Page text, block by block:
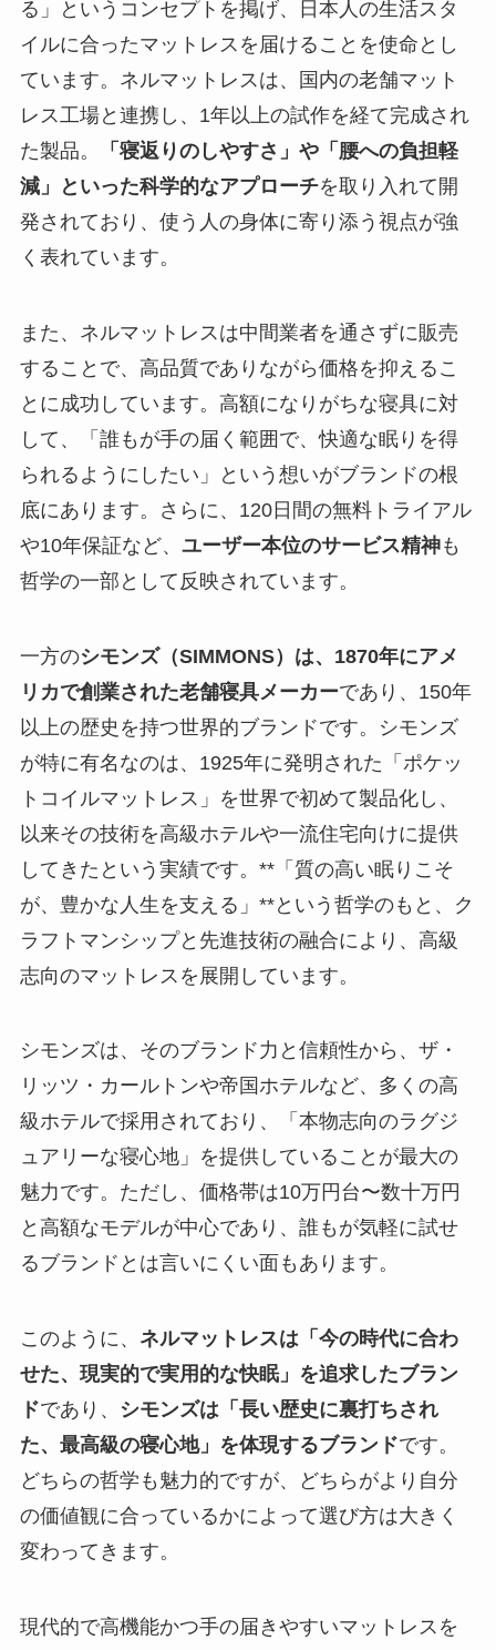
る」というコンセプトを掲げ、日本人の生活スタ
イルに合ったマットレスを届けることを使命とし
ています。ネルマットレスは、国内の老舗マット
レス工場と連携し、1年以上の試作を経て完成され
た製品。
「寝返りのしやすさ」や「腰への負担軽
減」といった科学的なアプローチを取り入れて開
発されており、使う人の身体に寄り添う視点が強
く表れています。
また、ネルマットレスは中間業者を通さずに販売
することで、高品質でありながら価格を抑えるこ
とに成功しています。高額になりがちな寝具に対
して、「誰もが手の届く範囲で、快適な眠りを得
られるようにしたい」という想いがブランドの根
底にあります。さらに、120日間の無料トライアル
や10年保証など、 ユーザー本位のサービス精神も
哲学の一部として反映されています。
一方のシモンズ（SIMMONS）は、1870年にアメ
リカで創業された老舗寝具メーカーであり、150年
以上の歴史を持つ世界的ブランドです。シモンズ
が特に有名なのは、1925年に発明された「ポケッ
トコイルマットレス」を世界で初めて製品化し、
以来その技術を高級ホテルや一流住宅向けに提供
してきたという実績です。**「質の高い眠りこそ
が、豊かな人生を支える」**という哲学のもと、ク
ラフトマンシップと先進技術の融合により、高級
志向のマットレスを展開しています。
シモンズは、そのブランド力と信頼性から、ザ・
リッツ・カールトンや帝国ホテルなど、多くの高
級ホテルで採用されており、「本物志向のラグジ
ュアリーな寝心地」を提供していることが最大の
魅力です。ただし、価格帯は10万円台〜数十万円
と高額なモデルが中心であり、誰もが気軽に試せ
るブランドとは言いにくい面もあります。
このように、 ネルマットレスは「今の時代に合わ
せた、現実的で実用的な快眠」を追求したブラン
ドであり、
シモンズは「長い歴史に裏打ちされ
た、最高級の寝心地」を体現するブランドです。
どちらの哲学も魅力的ですが、どちらがより自分
の価値観に合っているかによって選び方は大きく
変わってきます。
現代的で高機能かつ手の届きやすいマットレスを